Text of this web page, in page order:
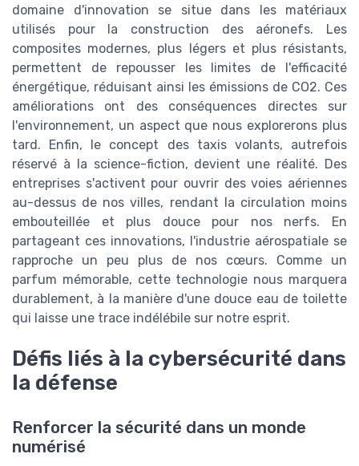
domaine d'innovation se situe dans les matériaux
utilisés pour la construction des aéronefs. Les
composites modernes, plus légers et plus résistants,
permettent de repousser les limites de l'efficacité
énergétique, réduisant ainsi les émissions de CO2. Ces
améliorations ont des conséquences directes sur
l'environnement, un aspect que nous explorerons plus
tard. Enfin, le concept des taxis volants, autrefois
réservé à la science-fiction, devient une réalité. Des
entreprises s'activent pour ouvrir des voies aériennes
au-dessus de nos villes, rendant la circulation moins
embouteillée et plus douce pour nos nerfs. En
partageant ces innovations, l'industrie aérospatiale se
rapproche un peu plus de nos cœurs. Comme un
parfum mémorable, cette technologie nous marquera
durablement, à la manière d'une douce eau de toilette
qui laisse une trace indélébile sur notre esprit.
Défis liés à la cybersécurité dans
la défense
Renforcer la sécurité dans un monde
numérisé